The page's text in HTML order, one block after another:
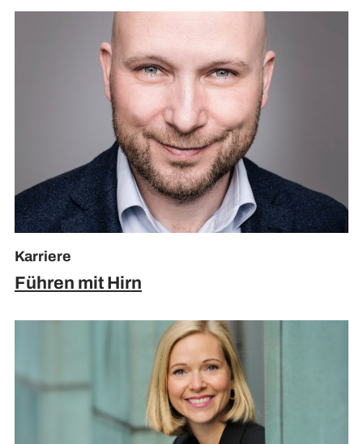
Karriere
Führen mit Hirn